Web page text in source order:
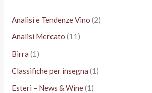
Analisi e Tendenze Vino (2)
Analisi Mercato (11)
Birra (1)
Classifiche per insegna (1)
Esteri – News & Wine(1)